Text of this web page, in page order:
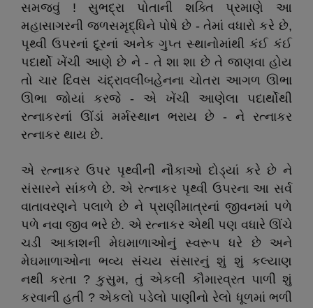
સમજવું ! સુભદ્રા પોતાની શક્તિ પ્રમાણે આ
મહાસાગરની જળસમૃદ્ધિને પોષે છે - તેમાં વધારો કરે છે,
પૃથ્વી ઉપરનાં દૂરનાં અનેક ગુપ્ત સ્થાનોમાંથી કંઈ કંઈ
પદાર્થો ખેંચી આણે છે ને - તે શા શા છે તે જાણવા હોય
તો ચાર દિવસ ચંદ્રાવલીબહેનના ચોતરા આગળ ઊભા
ઊભા જોયાં કરજે - એ ખેંચી આણેલા પદાર્થોથી
રત્નાકરનાં ઊંડાં મર્મસ્થાન ભરાય છે - ને રત્નાકર
રત્નાકર થાય છે.
એ રત્નાકર ઉપર પૃથ્વીની નૌકાઓ દોડ્યાં કરે છે ને
સંસારને સાંકળે છે. એ રત્નાકર પૃથ્વી ઉપરના આ સર્વ
વાતાવરણને પલાળે છે ને પ્રાણીમાત્રનાં જીવનમાં પળે
પળે નવા જીવ ભરે છે. એ રત્નાકર એથી પણ વધારે ઊંચે
ચડી આકાશની મેઘમાળાઓનું સ્વરૂપ ધરે છે અને
મેઘમાળાઓના ભવ્ય સંચય સંસારનું શું શું કલ્યાણ
નથી કરતા ? કુસુમ, તું એકલી કૌમારવ્રત પાળી શું
કરવાની હતી ? એકલો પડેલો પાણીનો રેલો ધૂળમાં ભળી